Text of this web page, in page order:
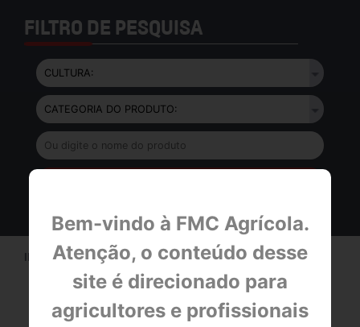
Bem-vindo à FMC Agrícola.
Atenção, o conteúdo desse
site é direcionado para
agricultores e profissionais
FILTRO DE PESQUISA
INÍCIO>PRODUTOS